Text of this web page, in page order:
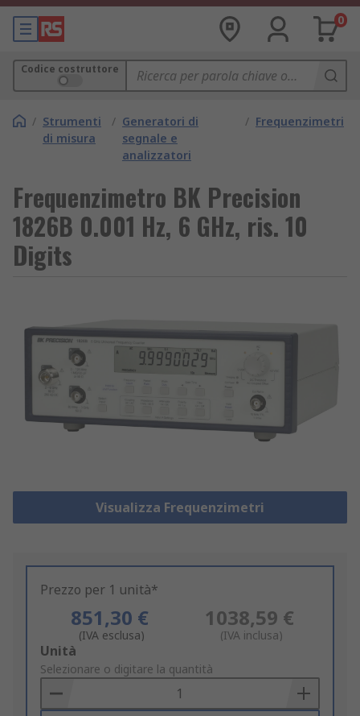
0
Codice costruttore
/ Strumenti
di misura
/ Generatori di
segnale e
analizzatori
/ Frequenzimetri
Frequenzimetro BK Precision
1826B 0.001 Hz, 6 GHz, ris. 10
Digits
Visualizza Frequenzimetri
Prezzo per 1 unità*
851,30 €
(IVA esclusa)
1038,59 €
(IVA inclusa)
Add
to
Basket
Unità
Selezionare o digitare la quantità